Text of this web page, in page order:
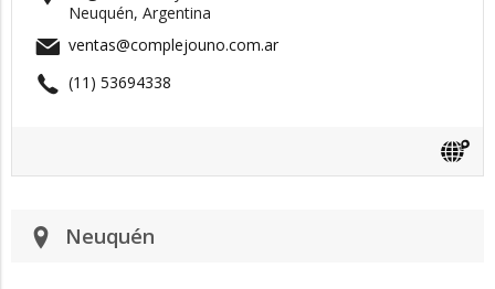
Neuquén, Argentina
ventas@complejouno.com.ar
(11) 53694338
Neuquén